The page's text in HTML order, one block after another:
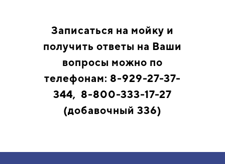
Записаться на мойку и
получить ответы на Ваши
вопросы можно по
телефонам: 8-929-27-37-
344, 8-800-333-17-27
(добавочный 336)